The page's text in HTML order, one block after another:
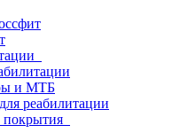
и МТБ
реабилитации